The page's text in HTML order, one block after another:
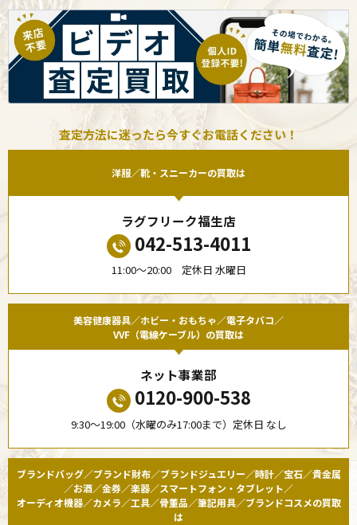
査定方法に迷ったら今すぐお電話ください！
洋服／靴・スニーカーの買取は
ラグフリーク福生店
042-513-4011
11:00〜20:00 定休日 水曜日
美容健康器具／ホビー・おもちゃ／電子タバコ／
VVF（電線ケーブル）の買取は
ネット事業部
0120-900-538
9:30〜19:00（水曜のみ17:00まで）定休日 なし
ブランドバッグ／ブランド財布／ブランドジュエリー／時計／宝石／貴金属
／お酒／金券／楽器／スマートフォン・タブレット／
オーディオ機器／カメラ／工具／骨董品／筆記用具／ブランドコスメの買取
は